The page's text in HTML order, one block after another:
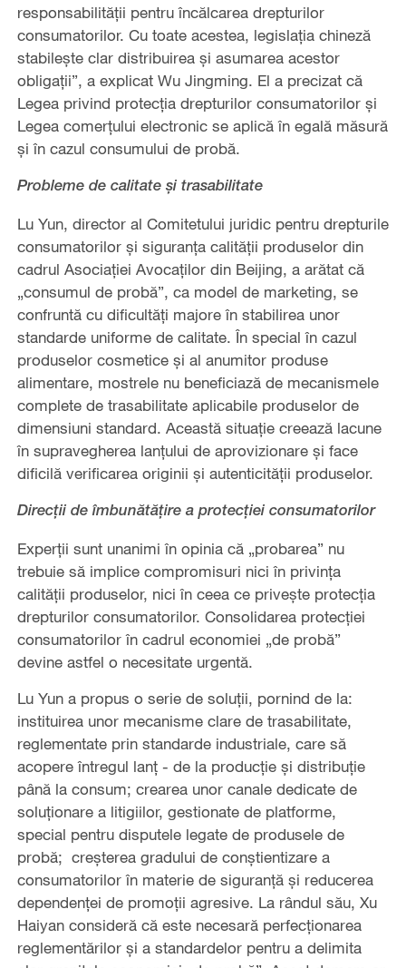
responsabilității pentru încălcarea drepturilor
consumatorilor. Cu toate acestea, legislația chineză
stabilește clar distribuirea și asumarea acestor
obligații”, a explicat Wu Jingming. El a precizat că
Legea privind protecția drepturilor consumatorilor și
Legea comerțului electronic se aplică în egală măsură
și în cazul consumului de probă.
Probleme de calitate și trasabilitate
Lu Yun, director al Comitetului juridic pentru drepturile
consumatorilor și siguranța calității produselor din
cadrul Asociației Avocaților din Beijing, a arătat că
„consumul de probă”, ca model de marketing, se
confruntă cu dificultăți majore în stabilirea unor
standarde uniforme de calitate. În special în cazul
produselor cosmetice și al anumitor produse
alimentare, mostrele nu beneficiază de mecanismele
complete de trasabilitate aplicabile produselor de
dimensiuni standard. Această situație creează lacune
în supravegherea lanțului de aprovizionare și face
dificilă verificarea originii și autenticității produselor.
Direcții de îmbunătățire a protecției consumatorilor
Experții sunt unanimi în opinia că „probarea” nu
trebuie să implice compromisuri nici în privința
calității produselor, nici în ceea ce privește protecția
drepturilor consumatorilor. Consolidarea protecției
consumatorilor în cadrul economiei „de probă”
devine astfel o necesitate urgentă.
Lu Yun a propus o serie de soluții, pornind de la:
instituirea unor mecanisme clare de trasabilitate,
reglementate prin standarde industriale, care să
acopere întregul lanț - de la producție și distribuție
până la consum; crearea unor canale dedicate de
soluționare a litigiilor, gestionate de platforme,
special pentru disputele legate de produsele de
probă; creșterea gradului de conștientizare a
consumatorilor în materie de siguranță și reducerea
dependenței de promoții agresive. La rândul său, Xu
Haiyan consideră că este necesară perfecționarea
reglementărilor și a standardelor pentru a delimita